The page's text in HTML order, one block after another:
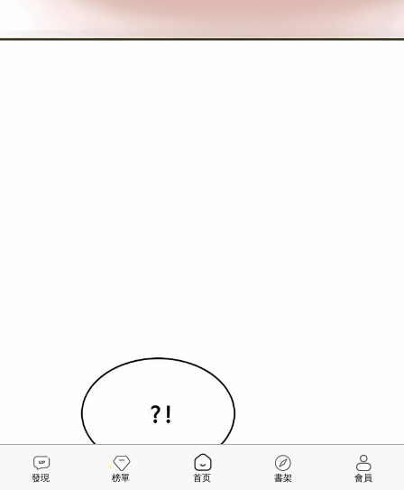
發現 榜單 首页 書架 會員